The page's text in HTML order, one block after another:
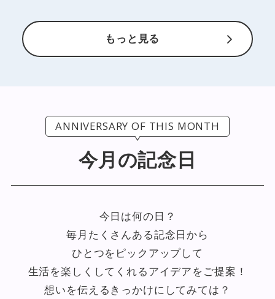
もっと見る
ANNIVERSARY OF THIS MONTH
今月の記念日
今日は何の日？
毎月たくさんある記念日から
ひとつをピックアップして
生活を楽しくしてくれるアイデアをご提案！
想いを伝えるきっかけにしてみては？